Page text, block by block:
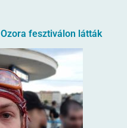
fesztiválon látták